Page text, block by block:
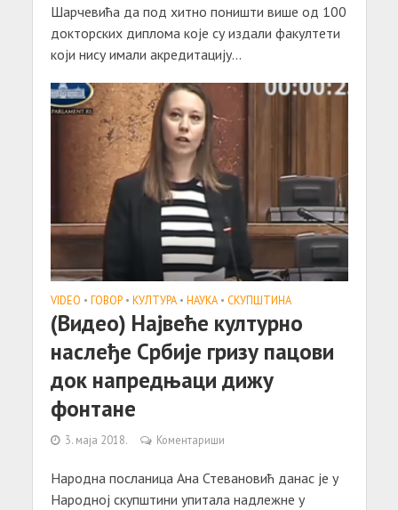
Шарчевића да под хитно поништи више од 100
докторских диплома које су издали факултети
који нису имали акредитацију...
VIDEO • ГОВОР • КУЛТУРА • НАУКА • СКУПШТИНА
(Видео) Највеће културно
наслеђе Србије гризу пацови
док напредњаци дижу
фонтане
3. маја 2018. Коментариши
Народна посланица Ана Стевановић данас је у
Народној скупштини упитала надлежне у